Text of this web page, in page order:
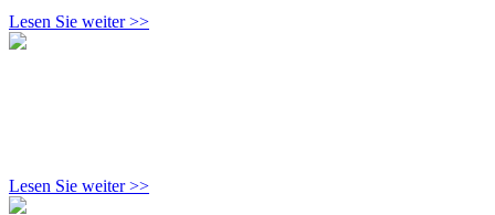
Lesen Sie weiter >>
Lesen Sie weiter >>